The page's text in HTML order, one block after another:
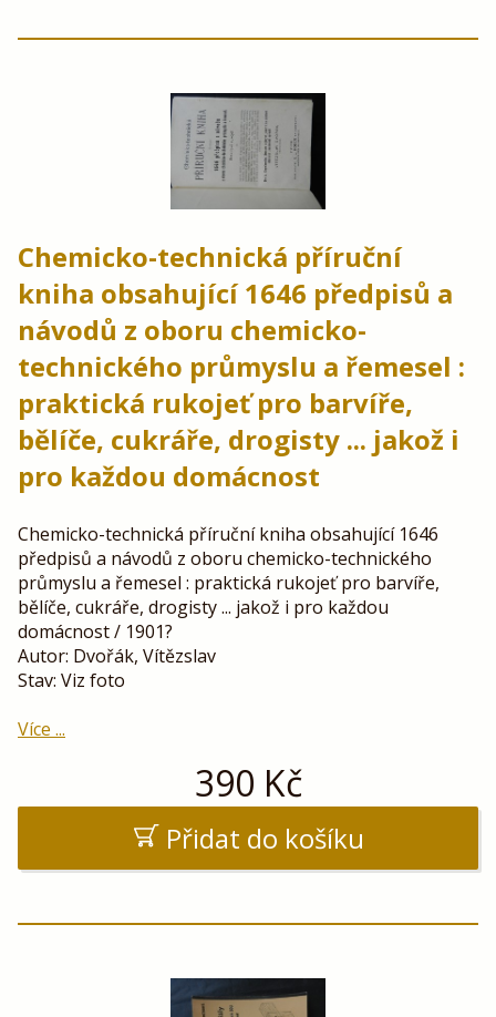
Chemicko-technická příruční
kniha obsahující 1646 předpisů a
návodů z oboru chemicko-
technického průmyslu a řemesel :
praktická rukojeť pro barvíře,
bělíče, cukráře, drogisty ... jakož i
pro každou domácnost
Chemicko-technická příruční kniha obsahující 1646
předpisů a návodů z oboru chemicko-technického
průmyslu a řemesel : praktická rukojeť pro barvíře,
bělíče, cukráře, drogisty ... jakož i pro každou
domácnost / 1901?
Autor: Dvořák, Vítězslav
Stav: Viz foto
Více ...
390 Kč
Přidat do košíku